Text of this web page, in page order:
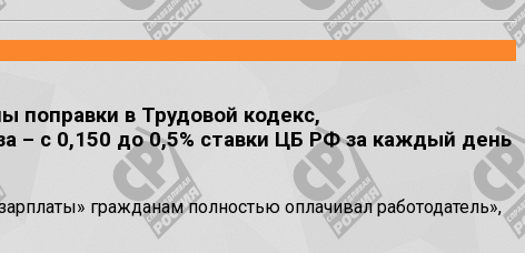
поправки в Трудовой кодекс,
– с 0,150 до 0,5% ставки ЦБ РФ за каждый день
гражданам полностью оплачивал работодатель»,